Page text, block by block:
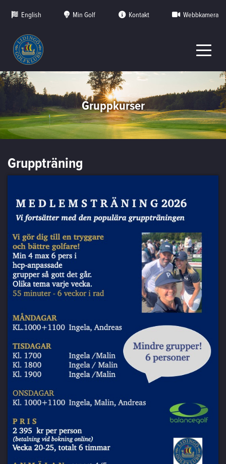
English Min Golf Kontakt Webbkamera
Gruppkurser
Gruppträning